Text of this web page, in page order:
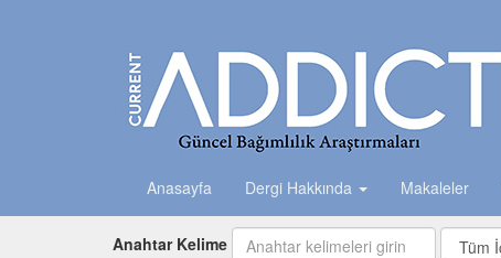
Anasayfa Dergi Hakkında Makaleler
Anahtar Kelime